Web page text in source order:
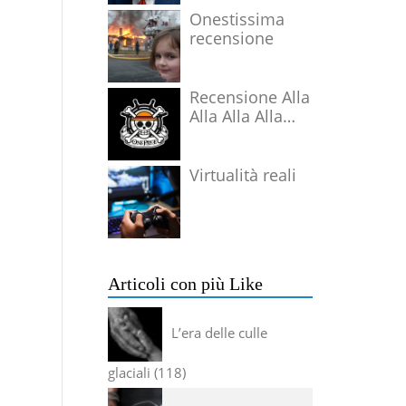
Onestissima
recensione
Recensione Alla
Alla Alla Alla
Virtualità reali
Articoli con più Like
L’era delle culle
glaciali 118